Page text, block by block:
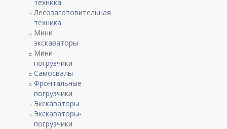
техника
Лесозаготовительная
техника
Мини
экскаваторы
Мини-
погрузчики
Самосвалы
Фронтальные
погрузчики
Экскаваторы
Экскаваторы-
погрузчики